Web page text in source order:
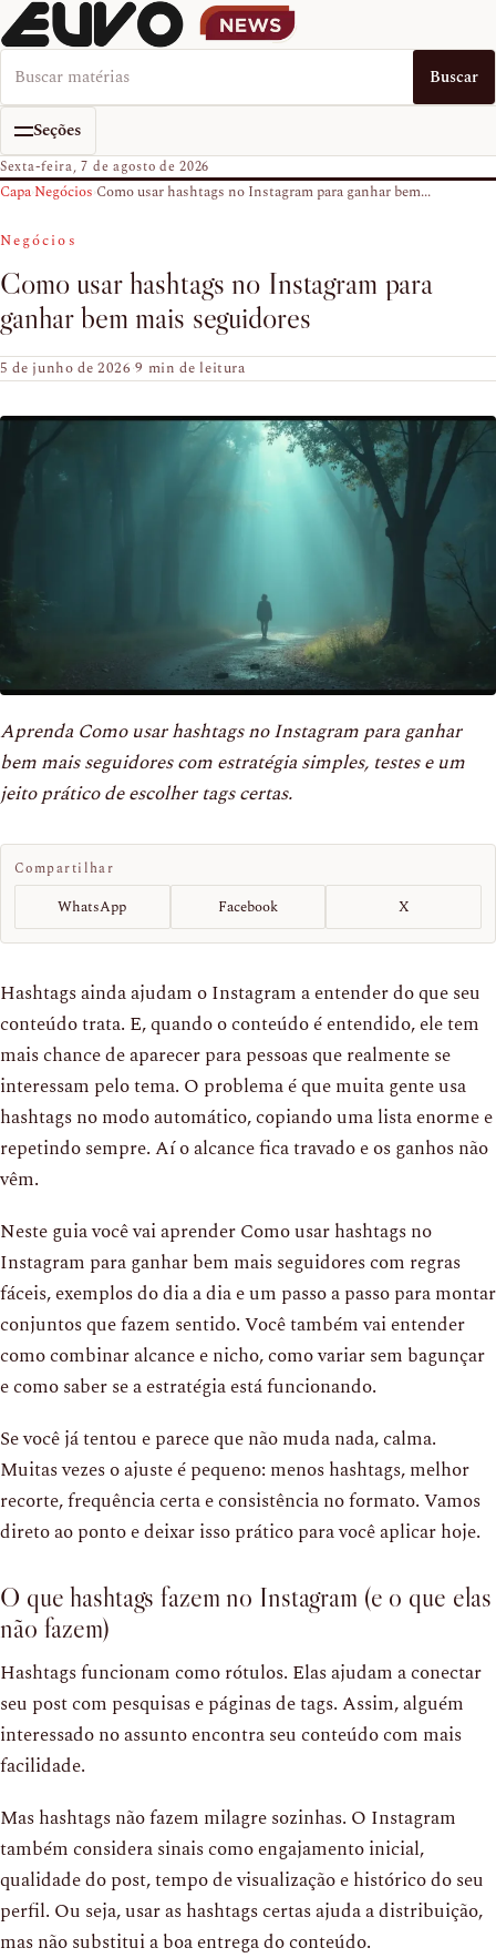
Buscar no EUVO News Buscar
Seções
Sexta-feira, 7 de agosto de 2026
Capa›Negócios›Como usar hashtags no Instagram para ganhar bem...
Negócios
Como usar hashtags no Instagram para
ganhar bem mais seguidores
5 de junho de 2026·9 min de leitura
Aprenda Como usar hashtags no Instagram para ganhar
bem mais seguidores com estratégia simples, testes e um
jeito prático de escolher tags certas.
Compartilhar
WhatsApp Facebook X
Hashtags ainda ajudam o Instagram a entender do que seu
conteúdo trata. E, quando o conteúdo é entendido, ele tem
mais chance de aparecer para pessoas que realmente se
interessam pelo tema. O problema é que muita gente usa
hashtags no modo automático, copiando uma lista enorme e
repetindo sempre. Aí o alcance fica travado e os ganhos não
vêm.
Neste guia você vai aprender Como usar hashtags no
Instagram para ganhar bem mais seguidores com regras
fáceis, exemplos do dia a dia e um passo a passo para montar
conjuntos que fazem sentido. Você também vai entender
como combinar alcance e nicho, como variar sem bagunçar
e como saber se a estratégia está funcionando.
Se você já tentou e parece que não muda nada, calma.
Muitas vezes o ajuste é pequeno: menos hashtags, melhor
recorte, frequência certa e consistência no formato. Vamos
direto ao ponto e deixar isso prático para você aplicar hoje.
O que hashtags fazem no Instagram (e o que elas
não fazem)
Hashtags funcionam como rótulos. Elas ajudam a conectar
seu post com pesquisas e páginas de tags. Assim, alguém
interessado no assunto encontra seu conteúdo com mais
facilidade.
Mas hashtags não fazem milagre sozinhas. O Instagram
também considera sinais como engajamento inicial,
qualidade do post, tempo de visualização e histórico do seu
perfil. Ou seja, usar as hashtags certas ajuda a distribuição,
mas não substitui a boa entrega do conteúdo.